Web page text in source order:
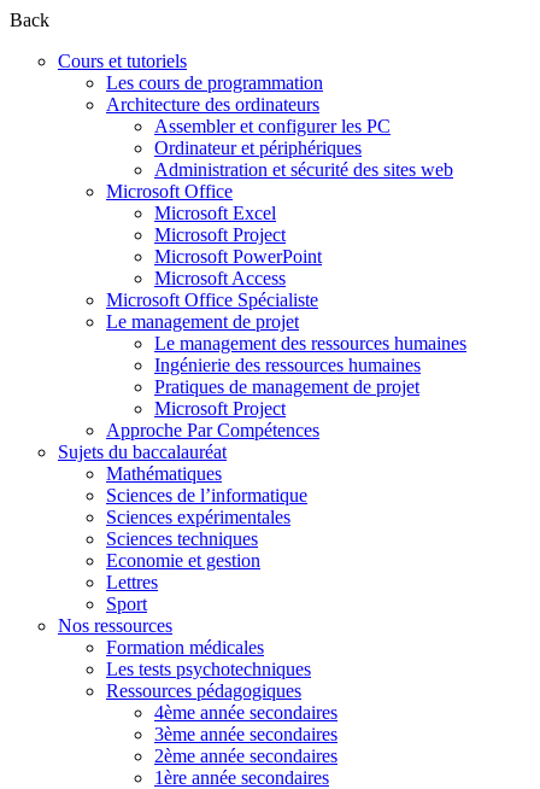
Back
Cours et tutoriels
Les cours de programmation
Architecture des ordinateurs
Assembler et configurer les PC
Ordinateur et périphériques
Administration et sécurité des sites web
Microsoft Office
Microsoft Excel
Microsoft Project
Microsoft PowerPoint
Microsoft Access
Microsoft Office Spécialiste
Le management de projet
Le management des ressources humaines
Ingénierie des ressources humaines
Pratiques de management de projet
Microsoft Project
Approche Par Compétences
Sujets du baccalauréat
Mathématiques
Sciences de l’informatique
Sciences expérimentales
Sciences techniques
Economie et gestion
Lettres
Sport
Nos ressources
Formation médicales
Les tests psychotechniques
Ressources pédagogiques
4ème année secondaires
3ème année secondaires
2ème année secondaires
1ère année secondaires